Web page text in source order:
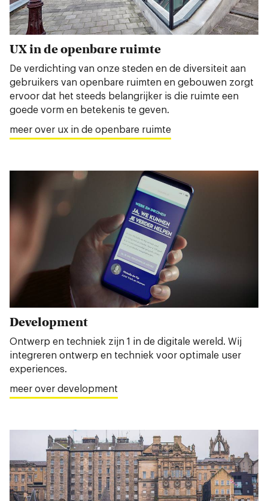
UX in de openbare ruimte
De verdichting van onze steden en de diversiteit aan
gebruikers van openbare ruimten en gebouwen zorgt
ervoor dat het steeds belangrijker is die ruimte een
goede vorm en betekenis te geven.
meer over ux in de openbare ruimte
Development
Ontwerp en techniek zijn 1 in de digitale wereld. Wij
integreren ontwerp en techniek voor optimale user
experiences.
meer over development